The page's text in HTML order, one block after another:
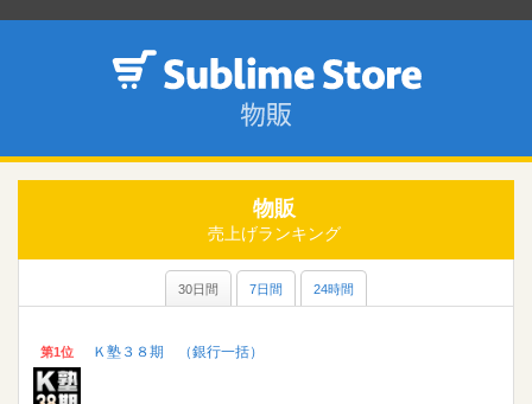
物販
売上げランキング
30日間 7日間 24時間
第1位 Ｋ塾３８期 （銀行一括）